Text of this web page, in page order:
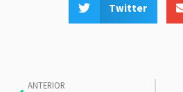
Twitter
ANTERIOR